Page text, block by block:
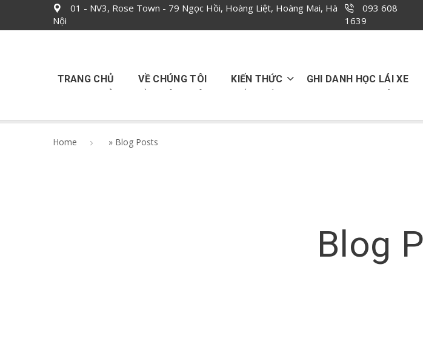
01 - NV3, Rose Town - 79 Ngọc Hồi, Hoàng Liệt, Hoàng Mai, Hà
Nội
093 608
1639
TRANG CHỦ VỀ CHÚNG TÔI KIẾN THỨC GHI DANH HỌC LÁI XE
Home » Blog Posts
Blog